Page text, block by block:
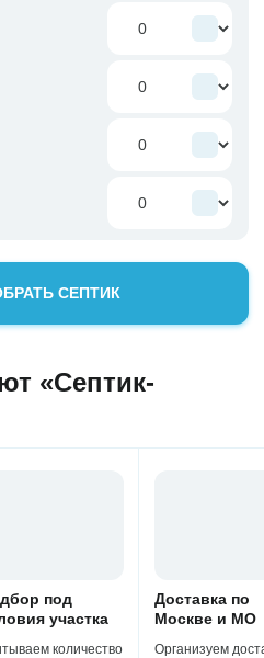
СЕПТИК
«Септик-
под
участка
количество
Доставка по
Москве и МО
Организуем